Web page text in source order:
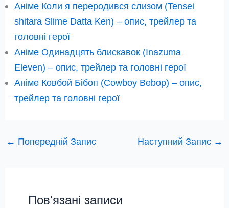
Аніме Коли я переродився слизом (Tensei
shitara Slime Datta Ken) – опис, трейлер та
головні герої
Аніме Одинадцять блискавок (Inazuma
Eleven) – опис, трейлер та головні герої
Аніме Ковбой Бібоп (Cowboy Bebop) – опис,
трейлер та головні герої
← Попередній Запис Наступний Запис →
Пов'язані записи